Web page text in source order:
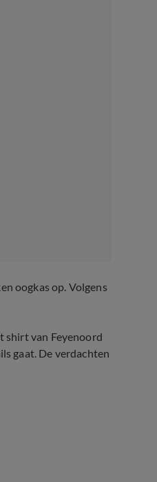
oogkas op. Volgens
shirt van Feyenoord
gaat. De verdachten